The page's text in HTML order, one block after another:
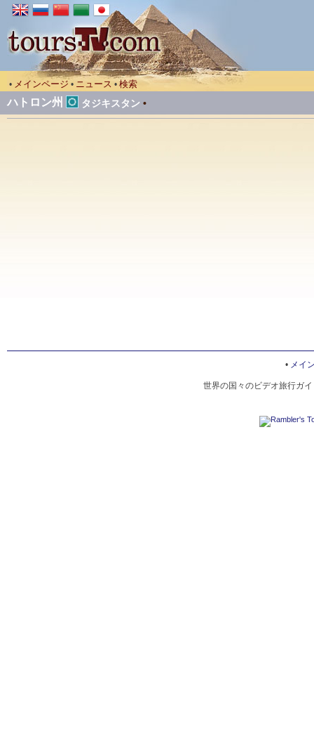
• メインページ • ニュース • 検索
ハトロン州 タジキスタン •
• メイ
世界の国々のビデオ旅行ガ